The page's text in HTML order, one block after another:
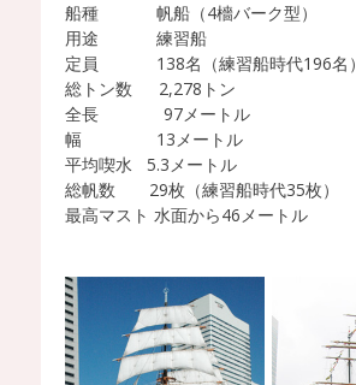
船種 帆船（4檣バーク型）
用途 練習船
定員 138名（練習船時代196名）
総トン数 2,278トン
全長 97メートル
幅 13メートル
平均喫水 5.3メートル
総帆数 29枚（練習船時代35枚）
最高マスト 水面から46メートル